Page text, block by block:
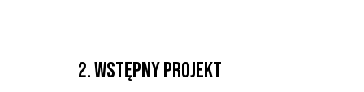
2. WSTĘPNY PROJEKT